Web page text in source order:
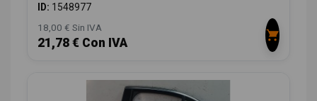
ID: 1548977
18,00 € Sin IVA
21,78 € Con IVA